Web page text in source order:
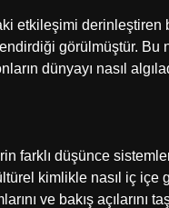
etkileşimi derinleştiren
görülmüştür. Bu
dünyayı nasıl
farklı düşünce
kimlikle nasıl iç içe
ve bakış açılarını